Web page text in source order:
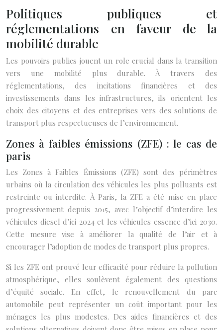
Politiques publiques et
réglementations en faveur de la
mobilité durable
Les pouvoirs publics jouent un role crucial dans la transition
vers une mobilité plus durable. À travers des
réglementations, des incitations financières et des
investissements dans les infrastructures, ils orientent les
choix des citoyens et des entreprises vers des solutions de
transport plus respectueuses de l’environnement.
Zones à faibles émissions (ZFE) : le cas de
paris
Les Zones à Faibles Émissions (ZFE) sont des périmètres
urbains où la circulation des véhicules les plus polluants est
restreinte ou interdite. À Paris, la ZFE a été mise en place
progressivement depuis 2015, avec l’objectif d’interdire les
véhicules diesel d’ici 2024 et les véhicules essence d’ici 2030.
Cette mesure vise à améliorer la qualité de l’air et à
encourager l’adoption de modes de transport plus propres.
Si les ZFE ont prouvé leur efficacité pour réduire la pollution
atmosphérique, elles soulèvent également des questions
d’équité sociale. En effet, le renouvellement du parc
automobile peut représenter un coût important pour les
ménages les plus modestes. Des aides financières et des